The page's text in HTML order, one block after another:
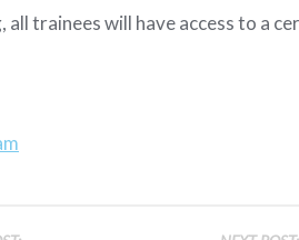
trainees will have access to a